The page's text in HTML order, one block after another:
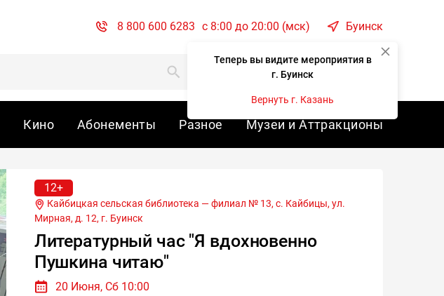
8 800 600 6283 c 8:00 до 20:00 (мск) Буинск
Теперь вы видите мероприятия в
г. Буинск
Вернуть г. Казань
Корзина
Кино Абонементы Разное Музеи и Аттракционы
12+
Мирная, д. 12, г. Буинск
Литературный час "Я вдохновенно
Пушкина читаю"
20 Июня, Сб 10:00